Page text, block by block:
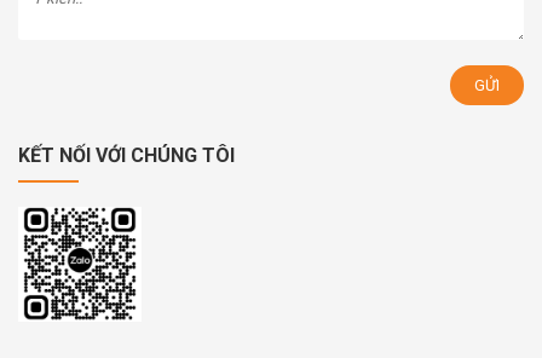
KẾT NỐI VỚI CHÚNG TÔI